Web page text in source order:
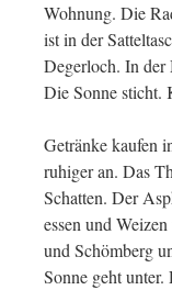
Wohnung. Die
ist in der
Degerloch. In der
Die Sonne sticht.
Getränke kaufen
ruhiger an. Das
Schatten. Der
essen und
und Schömberg
Sonne geht